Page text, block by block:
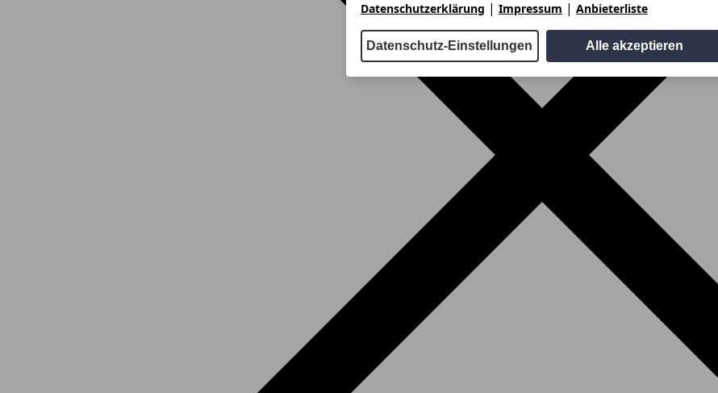
Datenschutzerklärung | Impressum | Anbieterliste
Datenschutz-Einstellungen Alle akzeptieren